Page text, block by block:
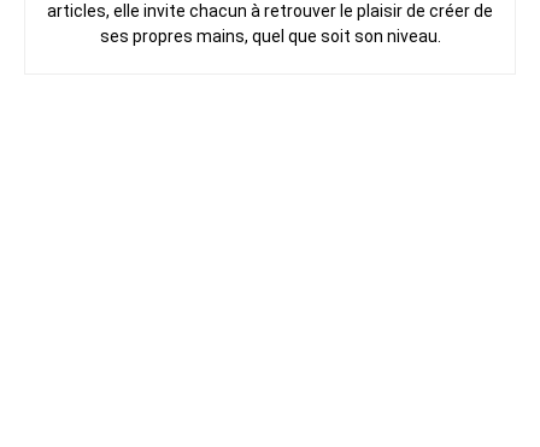
articles, elle invite chacun à retrouver le plaisir de créer de
ses propres mains, quel que soit son niveau.